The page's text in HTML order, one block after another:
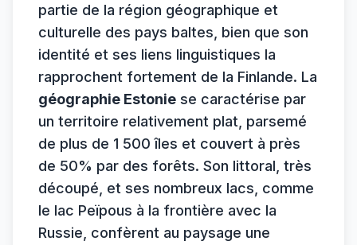
partie de la région géographique et
culturelle des pays baltes, bien que son
identité et ses liens linguistiques la
rapprochent fortement de la Finlande. La
géographie Estonie se caractérise par
un territoire relativement plat, parsemé
de plus de 1 500 îles et couvert à près
de 50% par des forêts. Son littoral, très
découpé, et ses nombreux lacs, comme
le lac Peïpous à la frontière avec la
Russie, confèrent au paysage une